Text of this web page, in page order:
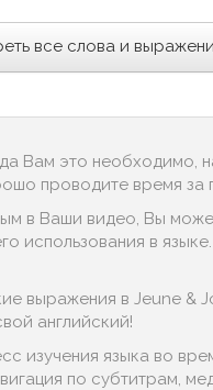
все слова и
Вам это
проводите время
в Ваши видео, Вы
использования в
выражения в Jeune
английский!
изучения языка во
по субтитрам,